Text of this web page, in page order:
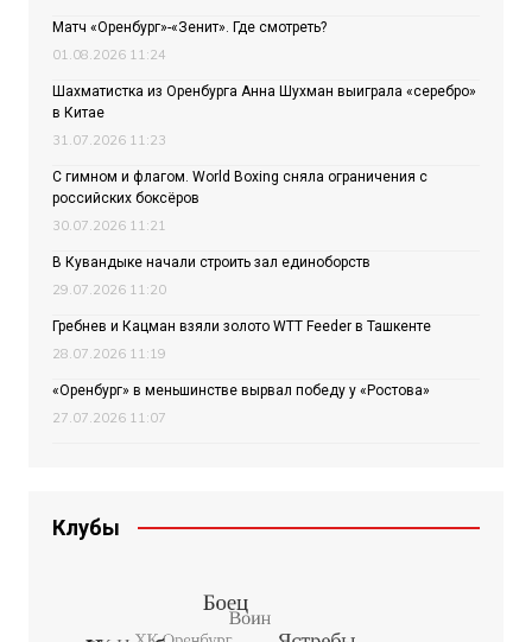
Матч «Оренбург»-«Зенит». Где смотреть?
01.08.2026 11:24
Шахматистка из Оренбурга Анна Шухман выиграла «серебро»
в Китае
31.07.2026 11:23
С гимном и флагом. World Boxing сняла ограничения с
российских боксёров
30.07.2026 11:21
В Кувандыке начали строить зал единоборств
29.07.2026 11:20
Гребнев и Кацман взяли золото WTT Feeder в Ташкенте
28.07.2026 11:19
«Оренбург» в меньшинстве вырвал победу у «Ростова»
27.07.2026 11:07
Клубы